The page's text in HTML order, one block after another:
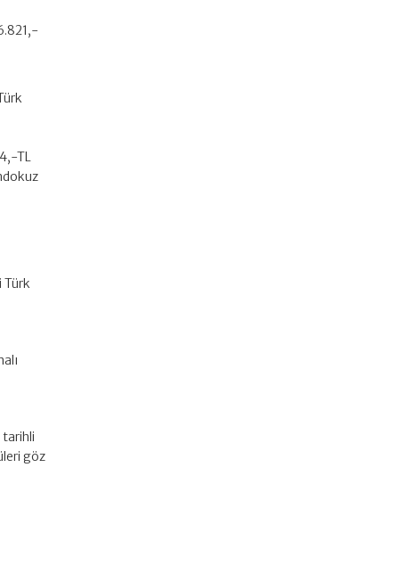
TL
Türk
tarihli
göz